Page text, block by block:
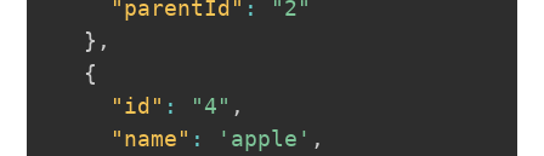
"parentId" :
"2"
} ,
{
"id" : "4" ,
"name" : 'apple' ,